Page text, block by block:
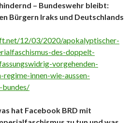
– Bundeswehr bleibt:
Bürgern Iraks und Deutschlands
12/03/2020/apokalyptischer-
des-doppelt-
vorgehenden-
regime-innen-wie-aussen-
bundes/
hat Facebook BRD mit